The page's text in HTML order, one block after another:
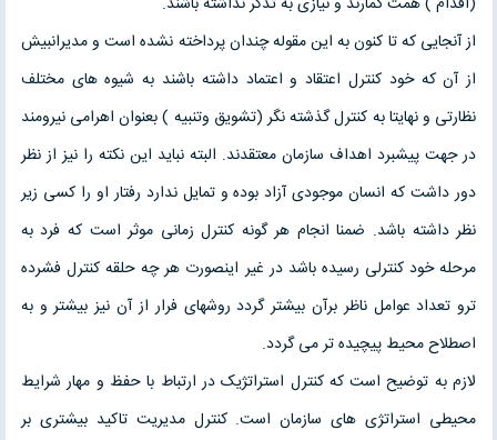
از آنجایی که تا کنون به این مقوله چندان پرداخته نشده است و مدیرانبیش
از آن که خود کنترل اعتقاد و اعتماد داشته باشند به شیوه های مختلف
نظارتی و نهایتا به کنترل گذشته نگر (تشویق وتنبیه ) بعنوان اهرامی نیرومند
در جهت پیشبرد اهداف سازمان معتقدند. البته نباید این نکته را نیز از نظر
دور داشت که انسان موجودی آزاد بوده و تمایل ندارد رفتار او را کسی زیر
نظر داشته باشد. ضمنا انجام هر گونه کنترل زمانی موثر است که فرد به
مرحله خود کنترلی رسیده باشد در غیر اینصورت هر چه حلقه کنترل فشرده
ترو تعداد عوامل ناظر برآن بیشتر گردد روشهای فرار از آن نیز بیشتر و به
اصطلاح محیط پیچیده تر می گردد.
لازم به توضیح است که کنترل استراتژیک در ارتباط با حفظ و مهار شرایط
محیطی استراتژی های سازمان است. کنترل مدیریت تاکید بیشتری بر